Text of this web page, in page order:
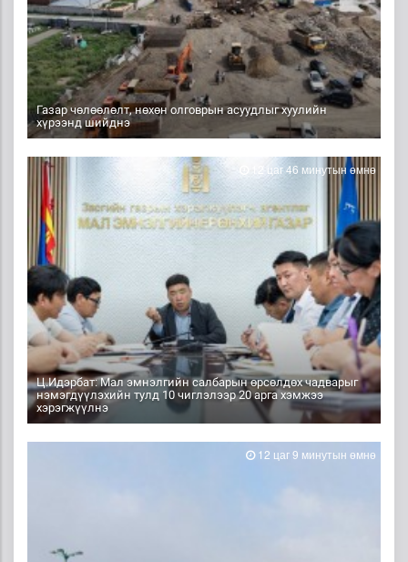
Газар чөлөөлөлт, нөхөн олговрын асуудлыг хуулийн
хүрээнд шийднэ
Ц.Идэрбат: Мал эмнэлгийн салбарын өрсөлдөх чадварыг
нэмэгдүүлэхийн тулд 10 чиглэлээр 20 арга хэмжээ
хэрэгжүүлнэ
12 цаг 46 минутын өмнө
12 цаг 9 минутын өмнө